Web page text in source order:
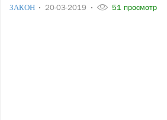
ЗАКОН 20-03-2019 51 просмотр